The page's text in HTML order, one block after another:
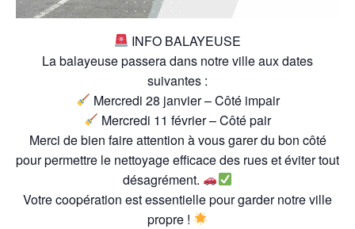
INFO BALAYEUSE
La balayeuse passera dans notre ville aux dates
suivantes :
Mercredi 28 janvier – Côté impair
Mercredi 11 février – Côté pair
Merci de bien faire attention à vous garer du bon côté
pour permettre le nettoyage efficace des rues et éviter tout
désagrément.
Votre coopération est essentielle pour garder notre ville
propre !